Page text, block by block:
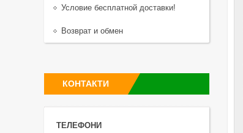
Условие бесплатной доставки!
Возврат и обмен
КОНТАКТИ